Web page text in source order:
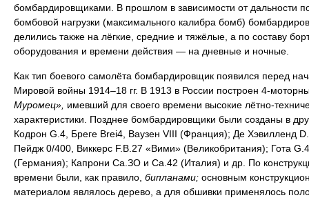
бомбардировщиками. В прошлом в зависимости от дальности
бомбовой нагрузки (максимального калибра бомб)
делились также на лёгкие, средние и тяжёлые, а по составу
оборудования и времени действия — на дневные и ночные.
Как тип боевого самолёта бомбардировщик появился перед
Мировой войны 1914–18 гг. В 1913 в России построен 4-
Муромец», имевший для своего времени высокие лётно-
характеристики. Позднее бомбардировщики были созданы в
Кодрон G.4, Бреге Brei4, Ваузен VIII (Франция); Де Хэвилленд
Пейдж 0/400, Виккерс F.B.27 «Вими» (Великобритания); Гота
(Германия); Капрони Са.ЗО и Са.42 (Италия) и др. По
времени были, как правило, бипланами; основным
материалом являлось дерево, а для обшивки применялось